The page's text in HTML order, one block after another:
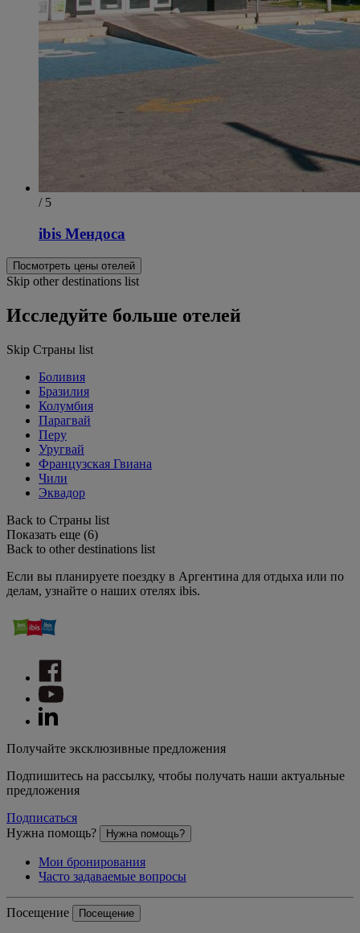
/ 5
ibis Мендоса
Посмотреть цены отелей
Skip other destinations list
Исследуйте больше отелей
Skip Страны list
Боливия
Бразилия
Колумбия
Парагвай
Перу
Уругвай
Французская Гвиана
Чили
Эквадор
Back to Страны list
Показать еще (6)
Back to other destinations list
Если вы планируете поездку в Аргентина для отдыха или по
делам, узнайте о наших отелях ibis.
Получайте эксклюзивные предложения
Подпишитесь на рассылку, чтобы получать наши актуальные
предложения
Подписаться
Нужна помощь?
Нужна помощь?
Мои бронирования
Часто задаваемые вопросы
Посещение Посещение